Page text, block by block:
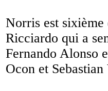
Norris est sixième
Ricciardo qui a
Fernando Alonso
Ocon et